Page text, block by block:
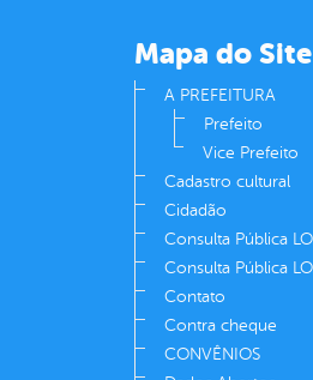
Mapa do Site
A PREFEITURA
Prefeito
Vice Prefeito
Cadastro cultural
Cidadão
Consulta Pública
Consulta Pública
Contato
Contra cheque
CONVÊNIOS